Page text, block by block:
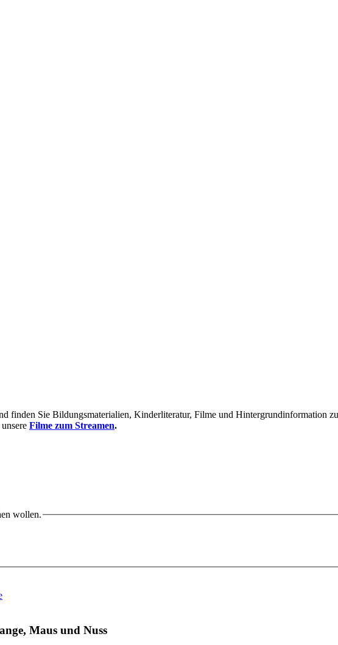
finden Sie Bildungsmaterialien, Kinderliteratur, Filme und Hintergrundinformation
Filme zum Streamen.
wollen.
Maus und Nuss